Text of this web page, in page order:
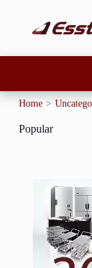
Home >
Popular